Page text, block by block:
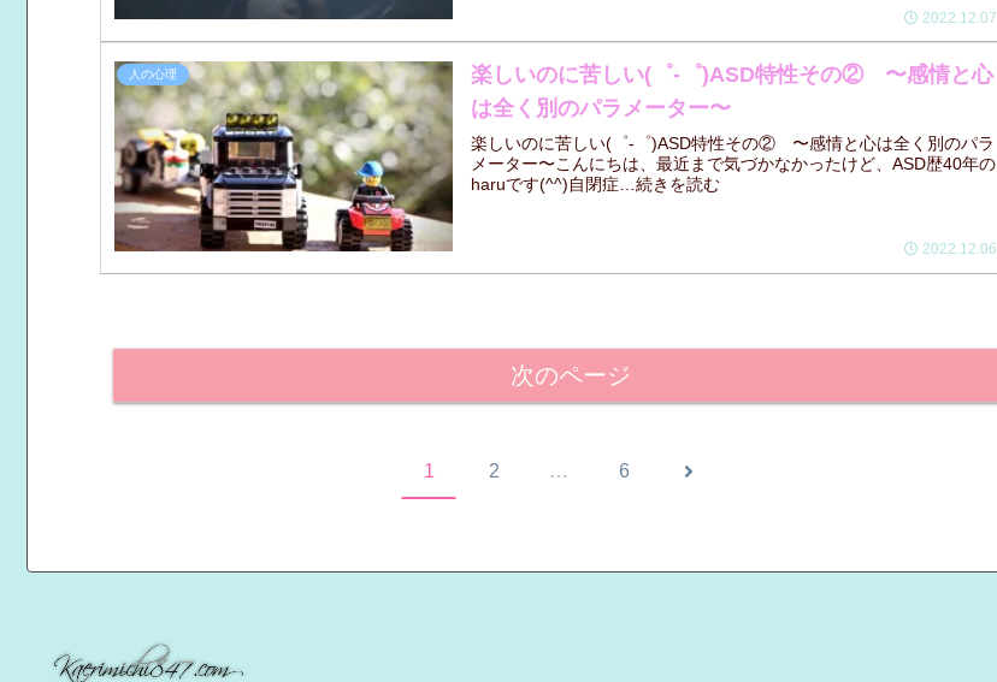
2022.12.07
人の心理
楽しいのに苦しい(゜-゜)ASD特性その② 〜感情と心
は全く別のパラメーター〜
楽しいのに苦しい(゜-゜)ASD特性その② 〜感情と心は全く別のパラ
メーター〜こんにちは、最近まで気づかなかったけど、ASD歴40年の
haruです(^^)自閉症…続きを読む
2022.12.06
次のページ
1 2 … 6 次